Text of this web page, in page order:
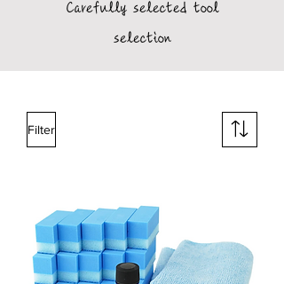
Carefully selected tool
selection
Filter